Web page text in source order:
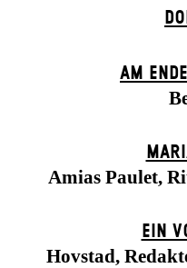
AM
Amias Paulet,
EIN
Hovstad,